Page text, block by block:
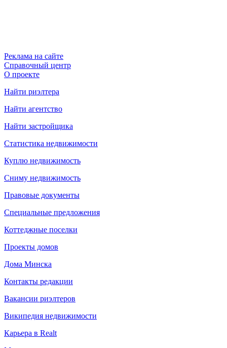
Реклама на сайте
Справочный центр
О проекте
Найти риэлтера
Найти агентство
Найти застройщика
Статистика недвижимости
Куплю недвижимость
Сниму недвижимость
Правовые документы
Специальные предложения
Коттеджные поселки
Проекты домов
Дома Минска
Контакты редакции
Вакансии риэлтеров
Википедия недвижимости
Карьера в Realt